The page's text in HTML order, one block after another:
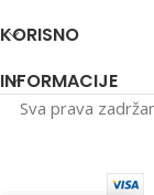
KORISNO
INFORMACIJE
Sva prava